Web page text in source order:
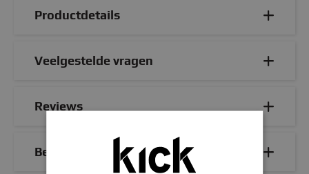
Productdetails
Veelgestelde vragen
Reviews
Bezorg- & retourinformatie